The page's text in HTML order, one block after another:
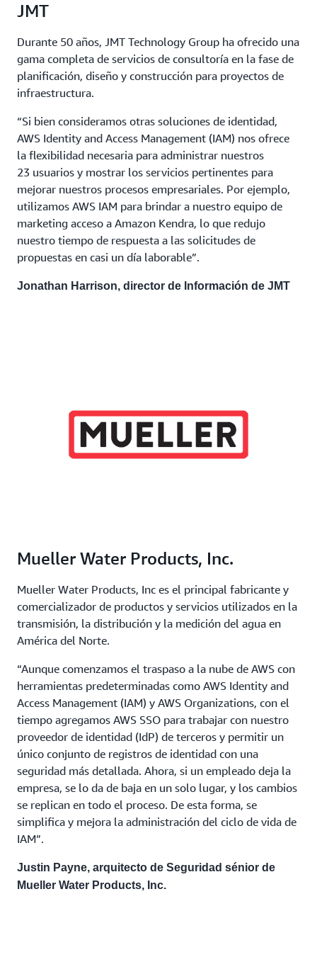
JMT
Durante 50 años, JMT Technology Group ha ofrecido una
gama completa de servicios de consultoría en la fase de
planificación, diseño y construcción para proyectos de
infraestructura.
“Si bien consideramos otras soluciones de identidad,
AWS Identity and Access Management (IAM) nos ofrece
la flexibilidad necesaria para administrar nuestros
23 usuarios y mostrar los servicios pertinentes para
mejorar nuestros procesos empresariales. Por ejemplo,
utilizamos AWS IAM para brindar a nuestro equipo de
marketing acceso a Amazon Kendra, lo que redujo
nuestro tiempo de respuesta a las solicitudes de
propuestas en casi un día laborable”.
Jonathan Harrison, director de Información de JMT
Mueller Water Products, Inc.
Mueller Water Products, Inc es el principal fabricante y
comercializador de productos y servicios utilizados en la
transmisión, la distribución y la medición del agua en
América del Norte.
“Aunque comenzamos el traspaso a la nube de AWS con
herramientas predeterminadas como AWS Identity and
Access Management (IAM) y AWS Organizations, con el
tiempo agregamos AWS SSO para trabajar con nuestro
proveedor de identidad (IdP) de terceros y permitir un
único conjunto de registros de identidad con una
seguridad más detallada. Ahora, si un empleado deja la
empresa, se lo da de baja en un solo lugar, y los cambios
se replican en todo el proceso. De esta forma, se
simplifica y mejora la administración del ciclo de vida de
IAM”.
Justin Payne, arquitecto de Seguridad sénior de
Mueller Water Products, Inc.